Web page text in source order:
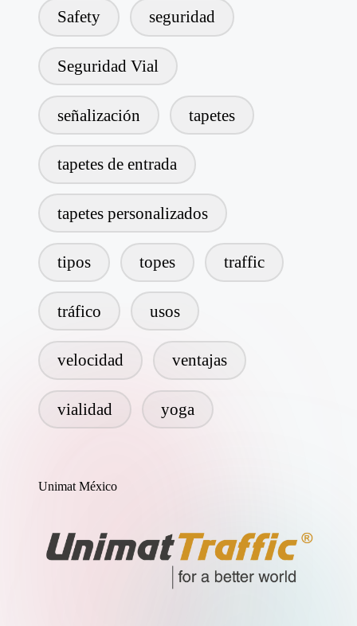
Safety seguridad
Seguridad Vial
señalización tapetes
tapetes de entrada
tapetes personalizados
tipos topes traffic
tráfico usos
velocidad ventajas
vialidad yoga
Unimat México